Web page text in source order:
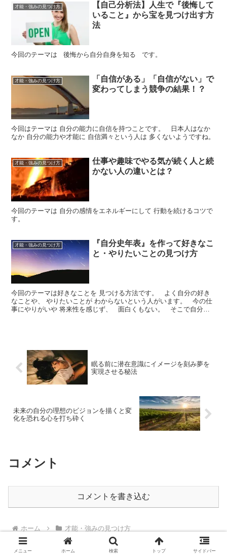
才能・強みの見つけ方
【自己分析法】人生で『後悔して
いること』から宝を見つけ出す方
法
今回のテーマは 後悔から自分自身を知る です。
才能・強みの見つけ方
「自信がある」「自信がない」で
変わってしまう競争の結果！？
今回はテーマは 自分の能力に自信を持つことです。 日本人はなか
なか 自分の能力や才能に 自信満々という人は 多くないようですね。
才能・強みの見つけ方
仕事や趣味でやる気が続く人と続
かない人の違いとは？
今回のテーマは 自分の感情をエネルギーにして 行動を続けるコツで
す。
才能・強みの見つけ方
『自分史年表』を作って好きなこ
と・やりたいことの見つけ方
今回のテーマは好きなことを 見つける方法です。 よく自分の好き
なことや、 やりたいことが わからないという人がいます。 今の仕
事にやりがいや 将来性を感じず、 面白くもない。 そこで自分に
眠る前に潜在意識にイメージを刻み夢を
実現させる秘法
未来の自分の理想のビジョンを描くと変
化を恐れる心を打ち砕く
コメント
コメントを書き込む
ホーム 才能・強みの見つけ方
メニュー ホーム 検索 トップ サイドバー